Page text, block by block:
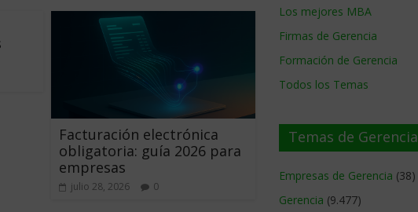
Facturación electrónica
obligatoria: guía 2026 para
empresas
julio 28, 2026 0
Los mejores MBA
Firmas de Gerencia
Formación de Gerencia
Todos los Temas
Temas de Gerencia
Empresas de Gerencia (38)
Gerencia (9.477)